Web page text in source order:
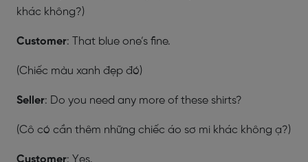
khác không?)
Customer: That blue one’s fine.
(Chiếc màu xanh đẹp đó)
Seller: Do you need any more of these shirts?
(Cô có cần thêm những chiếc áo sơ mi khác không ạ?)
Customer: Yes.